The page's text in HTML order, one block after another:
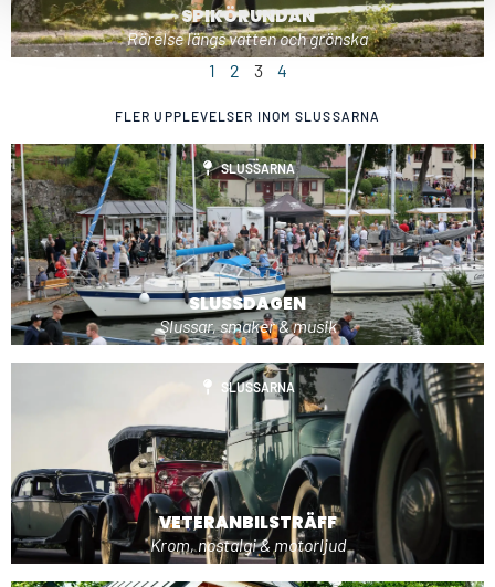
SPIKÖRUNDAN
Rörelse längs vatten och grönska
1
2 3 4
FLER UPPLEVELSER INOMSLUSSARNA
SLUSSARNA
SLUSSDAGEN
Slussar, smaker & musik
SLUSSARNA
VETERANBILSTRÄFF
Krom, nostalgi & motorljud